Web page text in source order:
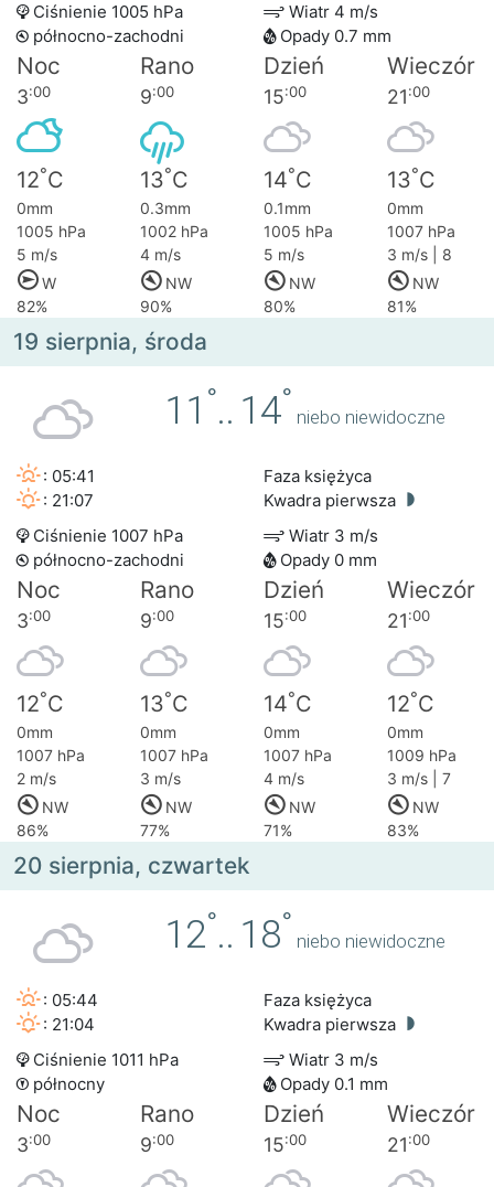
Ciśnienie 1005 hPa
Wiatr 4 m/s
północno-zachodni
Opady 0.7 mm
Noc Rano Dzień Wieczór
3:00 9:00 15:00 21:00
12°C 13°C 14°C 13°C
0mm 0.3mm 0.1mm
0mm
1005 hPa
1002 hPa 1005 hPa
1007 hPa
5 m/s
4 m/s 5 m/s
3 m/s | 8
W
NW NW
NW
82%
90% 80% 81%
19 sierpnia, środa
11 °.. 14°
niebo niewidoczne
: 05:41
: 21:07
Faza księżyca
Kwadra pierwsza
Ciśnienie 1007 hPa
Wiatr 3 m/s
północno-zachodni
Opady 0 mm
Noc Rano Dzień Wieczór
3:00 9:00 15:00 21:00
12°C 13°C 14°C 12°C
0mm 0mm 0mm
0mm
1007 hPa
1007 hPa 1007 hPa
1009 hPa
2 m/s
3 m/s 4 m/s
3 m/s | 7
NW
NW NW
NW
86%
77% 71% 83%
20 sierpnia, czwartek
12°.. 18°
niebo niewidoczne
: 05:44
: 21:04
Faza księżyca
Kwadra pierwsza
Ciśnienie 1011 hPa
Wiatr 3 m/s
północny
Opady 0.1 mm
Noc Rano Dzień Wieczór
3:00 9:00 15:00 21:00